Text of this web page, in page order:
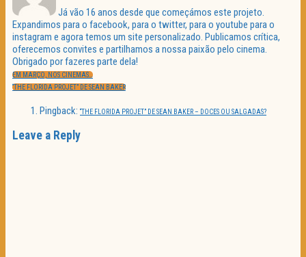
Já vão 16 anos desde que começámos este projeto.
Expandimos para o facebook, para o twitter, para o youtube para o
instagram e agora temos um site personalizado. Publicamos crítica,
oferecemos convites e partilhamos a nossa paixão pelo cinema.
Obrigado por fazeres parte dela!
Navegação
de
artigos
PREVIOUS
POST:
EM MARÇO, NOS CINEMAS…
NEXT
POST:
“THE FLORIDA PROJET” DE SEAN BAKER
Pingback: “THE FLORIDA PROJET” DE SEAN BAKER – DOCES OU SALGADAS?
Leave a Reply